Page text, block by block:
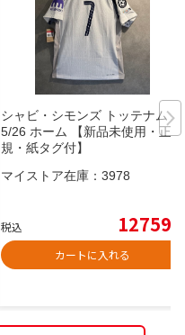
シャビ・シモンズ トッテナム 2
5/26 ホーム 【新品未使用・正
規・紙タグ付】
マイストア在庫： 3978
税込 12759
カートに入れる